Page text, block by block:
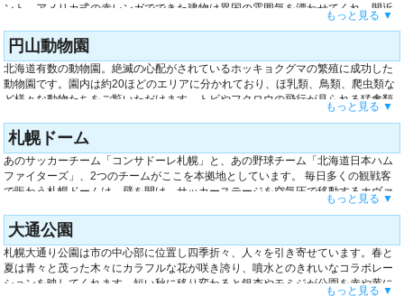
ント。アメリカ式の赤レンガでできた建物は異国の雰囲気を漂わせてくれ、間近
で見ると重厚感があり美しさが際立ちます。夜になるとライトアップされてお
り、昼間とはまた違った姿をお楽しみいただけます。建物内では140年以上前の
札幌の町並みを再現した模型、文書館や資料館を一部ご覧いただけたりと北海道
の歴史を感じることができます。
もっと見る ▼
円山動物園
北海道有数の動物園。絶滅の心配がされているホッキョクグマの繁殖に成功した
動物園です。園内は約20ほどのエリアに分かれており、ほ乳類、鳥類、爬虫類な
ど様々な動物たちをご覧いただけます。トビやフクロウの飛行が見られる猛禽類
のフリーフライトや、ホッキョクグマの生態をガイドが詳しく説明するホッキョ
クグマガイドなどの体験メニューも毎日開催しており、大人から子供までお楽し
みいただけます。また、夏季限定で夜の動物園がご覧いただけるイベントも毎年
開催されているので、そちらもお見逃しなく。
もっと見る ▼
札幌ドーム
あのサッカーチーム「コンサドーレ札幌」と、あの野球チーム「北海道日本ハム
ファイターズ」、2つのチームがここを本拠地としています。 毎日多くの観戦客
で賑わう札幌ドームは、壁を開け、サッカーステージを空気圧で移動するホヴァ
リングシステムを、世界で初めて導入したドームとしてその名を馳せています。
施設内には、札幌市街を一望できる国内唯一のドーム展望台や、キッズパーク、
そして様々なマシンを取り揃えたトレーニングルームなどがございます。また、
なにも行われていない日はドーム内を見学することができます。
もっと見る ▼
大通公園
札幌大通り公園は市の中心部に位置し四季折々、人々を引き寄せています。春と
夏は青々と茂った木々にカラフルな花が咲き誇り、噴水とのきれいなコラボレー
ションを映してくれます。短い秋に移り変わると銀杏やモミジが公園を赤や黄に
もっと見る ▼